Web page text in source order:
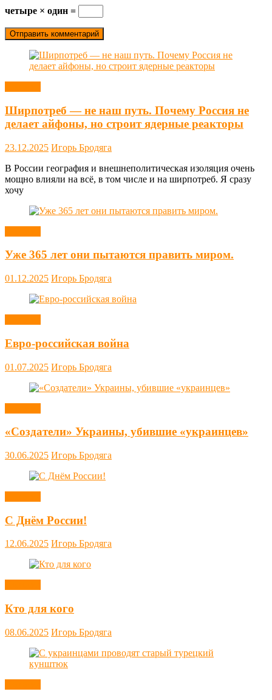
четыре × один =
Ширпотреб — не наш путь. Почему Россия не
делает айфоны, но строит ядерные реакторы
23.12.2025 Игорь Бродяга
В России география и внешнеполитическая изоляция очень
мощно влияли на всё, в том числе и на ширпотреб. Я сразу
хочу
Уже 365 лет они пытаются править миром.
01.12.2025 Игорь Бродяга
Евро-российская война
01.07.2025 Игорь Бродяга
«Создатели» Украины, убившие «украинцев»
30.06.2025 Игорь Бродяга
С Днём России!
12.06.2025 Игорь Бродяга
Кто для кого
08.06.2025 Игорь Бродяга